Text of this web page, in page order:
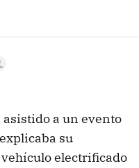
a un evento
su
electrificado